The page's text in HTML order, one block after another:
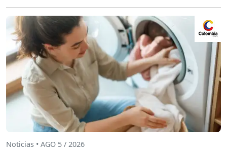
Noticias • AGO 5 / 2026